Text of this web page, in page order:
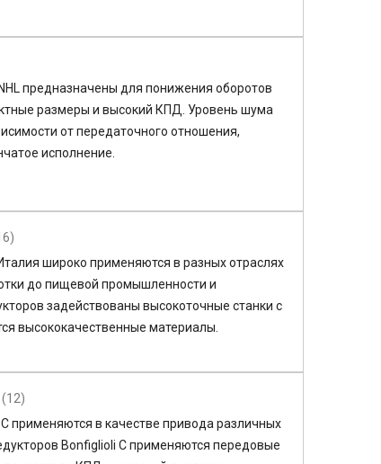
предназначены для понижения оборотов
размеры и высокий КПД. Уровень шума
от передаточного отношения,
исполнение.
широко применяются в разных отраслях
до пищевой промышленности и
задействованы высокоточные станки с
высококачественные материалы.
(12)
применяются в качестве привода различных
Bonfiglioli C применяются передовые